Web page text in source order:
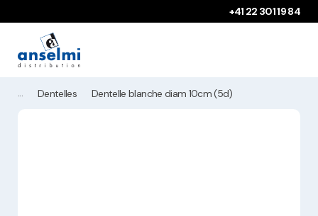
+41 22 301 19 84
Dentelles Dentelle blanche diam 10cm (5d)